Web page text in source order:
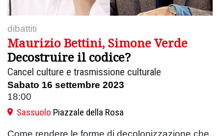
dibattiti
Maurizio Bettini, Simone Verde
Decostruire il codice?
Cancel culture e trasmissione culturale
Sabato 16 settembre 2023
18:00
Sassuolo Piazzale della Rosa